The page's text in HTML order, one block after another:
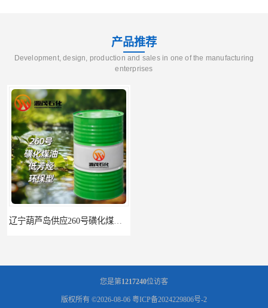
产品推荐
Development, design, production and sales in one of the manufacturing
enterprises
您是第1217240位访客
版权所有 ©2026-08-06 粤ICP备2024229806号-2